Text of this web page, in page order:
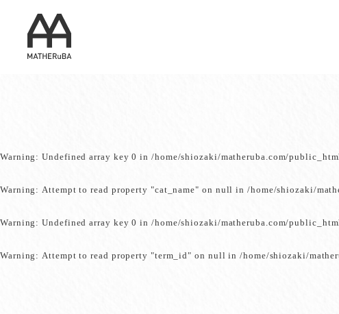
Warning: Undefined array key 0 in /home/shiozaki/matheruba.com/
Warning: Attempt to read property "cat_name" on null in /home/shiozaki/
Warning: Undefined array key 0 in /home/shiozaki/matheruba.com/
Warning: Attempt to read property "term_id" on null in/home/shiozaki/